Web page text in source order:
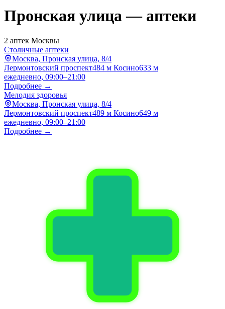
Пронская улица — аптеки
2 аптек Москвы
Столичные аптеки
Москва, Пронская улица, 8/4
Лермонтовский проспект484 м Косино633 м
ежедневно, 09:00–21:00
Подробнее →
Мелодия здоровья
Москва, Пронская улица, 8/4
Лермонтовский проспект489 м Косино649 м
ежедневно, 09:00–21:00
Подробнее →